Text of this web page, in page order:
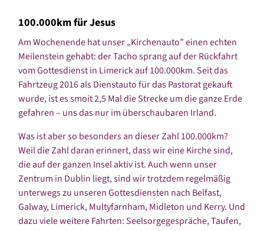
100.000km für Jesus
Am Wochenende hat unser „Kirchenauto” einen echten
Meilenstein gehabt: der Tacho sprang auf der Rückfahrt
vom Gottesdienst in Limerick auf 100.000km. Seit das
Fahrtzeug 2016 als Dienstauto für das Pastorat gekauft
wurde, ist es smoit 2,5 Mal die Strecke um die ganze Erde
gefahren – uns das nur im überschaubaren Irland.
Was ist aber so besonders an dieser Zahl 100.000km?
Weil die Zahl daran erinnert, dass wir eine Kirche sind,
die auf der ganzen Insel aktiv ist. Auch wenn unser
Zentrum in Dublin liegt, sind wir trotzdem regelmäßig
unterwegs zu unseren Gottesdiensten nach Belfast,
Galway, Limerick, Multyfarnham, Midleton und Kerry. Und
dazu viele weitere Fahrten: Seelsorgegespräche, Taufen,